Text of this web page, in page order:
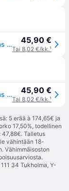
Iittala Ultima Thule on-the-rocks 28 cl, kirkas 2 kpl 45,90 €
Tai 8,02 €/kk.¹
Iittala Ultima Thule on-the-rocks 28 cl, kirkas 2 kpl 45,90 €
Tai 8,02 €/kk.¹
5 erää à 174,65€ ja
17,50%, todellinen
47,88€. Talletus
vähintään 18-
Vähimmäisoston
34 Tukholma, Y-